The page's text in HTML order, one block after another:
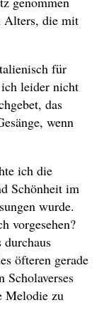
Alters, die mit
für
leider nicht
das
wenn
ich die
Schönheit im
wurde.
vorgesehen?
durchaus
öfteren gerade
Scholaverses
Melodie zu